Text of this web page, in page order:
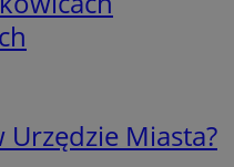
Urzędzie Miasta?